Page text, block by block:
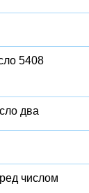
5408
два
числом